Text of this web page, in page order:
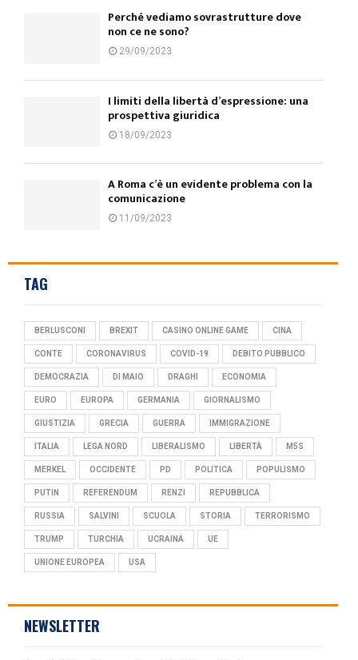
Perché vediamo sovrastrutture dove
non ce ne sono?
29/09/2023
I limiti della libertà d’espressione: una
prospettiva giuridica
18/09/2023
A Roma c’è un evidente problema con la
comunicazione
11/09/2023
TAG
BERLUSCONI BREXIT CASINO ONLINE GAME CINA
CONTE CORONAVIRUS COVID-19 DEBITO PUBBLICO
DEMOCRAZIA DI MAIO DRAGHI ECONOMIA
EURO EUROPA GERMANIA GIORNALISMO
GIUSTIZIA GRECIA GUERRA IMMIGRAZIONE
ITALIA LEGA NORD LIBERALISMO LIBERTÀ M5S
MERKEL OCCIDENTE PD POLITICA POPULISMO
PUTIN REFERENDUM RENZI REPUBBLICA
RUSSIA SALVINI SCUOLA STORIA TERRORISMO
TRUMP TURCHIA UCRAINA UE
UNIONE EUROPEA USA
NEWSLETTER